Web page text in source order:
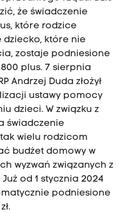
że świadczenie
które rodzice
dziecko, które nie
zostaje podniesione
plus. 7 sierpnia
Andrzej Duda złożył
ustawy pomocy
dzieci. W związku z
świadczenie
wielu rodzicom
budżet domowy w
wyzwań związanych z
od 1 stycznia 2024
podniesione